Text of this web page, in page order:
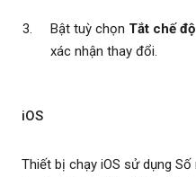
Bật tuỳ chọn Tắt chế
xác nhận thay đổi.
iOS
Thiết bị chạy iOS sử dụng